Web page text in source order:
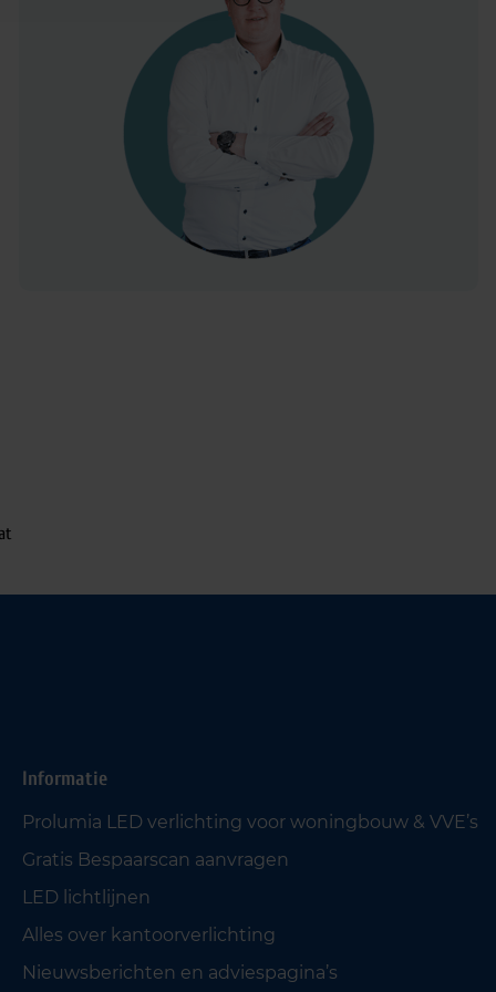
Informatie
Prolumia LED verlichting voor woningbouw & VVE’s
Gratis Bespaarscan aanvragen
LED lichtlijnen
Alles over kantoorverlichting
Nieuwsberichten en adviespagina’s